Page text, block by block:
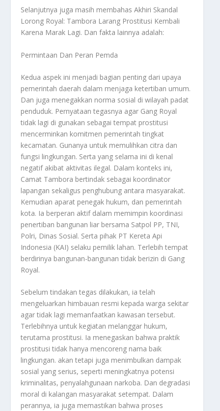
Selanjutnya juga masih membahasAkhiri Skandal
Lorong Royal: Tambora Larang Prostitusi Kembali
Karena Marak Lagi. Dan fakta lainnya adalah:
Permintaan Dan Peran Pemda
Kedua aspek ini menjadi bagian penting dari upaya
pemerintah daerah dalam menjaga ketertiban umum.
Dan juga menegakkan norma sosial di wilayah padat
penduduk. Pernyataan tegasnya agar Gang Royal
tidak lagi di gunakan sebagai tempat prostitusi
mencerminkan komitmen pemerintah tingkat
kecamatan. Gunanya untuk memulihkan citra dan
fungsi lingkungan. Serta yang selama ini di kenal
negatif akibat aktivitas ilegal. Dalam konteks ini,
Camat Tambora bertindak sebagai koordinator
lapangan sekaligus penghubung antara masyarakat.
Kemudian aparat penegak hukum, dan pemerintah
kota. Ia berperan aktif dalam memimpin koordinasi
penertiban bangunan liar bersama Satpol PP, TNI,
Polri, Dinas Sosial. Serta pihak PT Kereta Api
Indonesia (KAI) selaku pemilik lahan. Terlebih tempat
berdirinya bangunan-bangunan tidak berizin di Gang
Royal.
Sebelum tindakan tegas dilakukan, ia telah
mengeluarkan himbauan resmi kepada warga sekitar
agar tidak lagi memanfaatkan kawasan tersebut.
Terlebihnya untuk kegiatan melanggar hukum,
terutama prostitusi. Ia menegaskan bahwa praktik
prostitusi tidak hanya mencoreng nama baik
lingkungan. akan tetapi juga menimbulkan dampak
sosial yang serius, seperti meningkatnya potensi
kriminalitas, penyalahgunaan narkoba. Dan degradasi
moral di kalangan masyarakat setempat. Dalam
perannya, ia juga memastikan bahwa proses